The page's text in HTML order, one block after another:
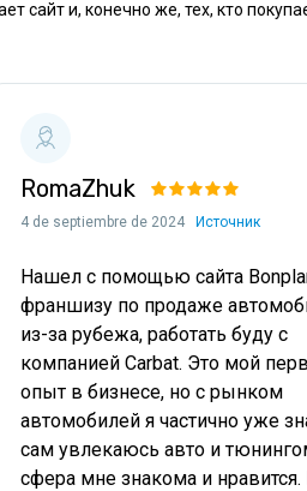
сайт и, конечно же, тех, кто
RomaZhuk
4 de septiembre de 2024 Источник
Нашел с помощью сайта
франшизу по продаже
из-за рубежа, работать буду с
компанией Carbat. Это мой
опыт в бизнесе, но с рынком
автомобилей я частично уже
сам увлекаюсь авто и
сфера мне знакома и нравится.